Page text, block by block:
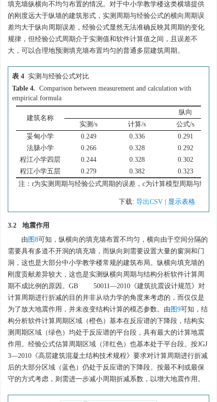
填充墙纵横向不均匀布置的情况。对于中小学教学楼这类横墙提供
的刚度远大于纵墙的建筑形式，实测周期与经验公式的横向周期误
差均大于纵向周期误差，经验公式显然无法准确反映其周期的变化
规律，但经验公式周期介于实测值和软件计算值之间，且误差不
大，可以合理地预测填充墙布置均匀的普通多层建筑周期。
表 4 实测与经验公式对比
Table 4. Comparison between measurement and calculation with
empirical formula
建筑名称
纵向
实测/s
计算/s
公式/s
妥甸小学
0.249 0.336
0.291
法脿小学
0.266 0.328
0.292
程江小学四层
0.244 0.328
0.302
程江小学五层
0.279 0.382
0.323
注： t为实测周期与经验公式周期的误差， c为计算模型周期与经验
下载: 导出CSV | 显示表格
3.2 地震作用
由 图8可知，纵横向的填充墙布置不均匀，横向由于空间分隔的
需要具有多道不开洞的填充墙，而纵向则需要设置大量的窗洞和门
洞，这也是大部分中小学教学楼常规的建筑布局。纵横向填充墙的
刚度贡献差异较大，这也是实测纵横向周期与结构分析软件计算周
期不成比例的原因。GB
50011—2010《建筑抗震设计规范》对
计算周期进行折减的目的并非从动力学的角度来考虑的，而仅仅是
为了放大地震作用，并未改变结构计算的模态参数。由 图9可知，结
构分析软件计算周期区域（橙色）基本在反应谱的下降段，结构实
测周期区域（绿色）均处于反应谱的平台段，具有最大的计算地震
作用。经验公式估算周期区域（洋红色）也基本处于平台段。按JGJ
3—2010《高层建筑混凝土结构技术规程》要求对计算周期进行折减
后的大部分区域（蓝色）仍处于反应谱的下降段。按最不利或最保
守的方式考虑，则需进一步减小周期折减系数，以增大地震作用。